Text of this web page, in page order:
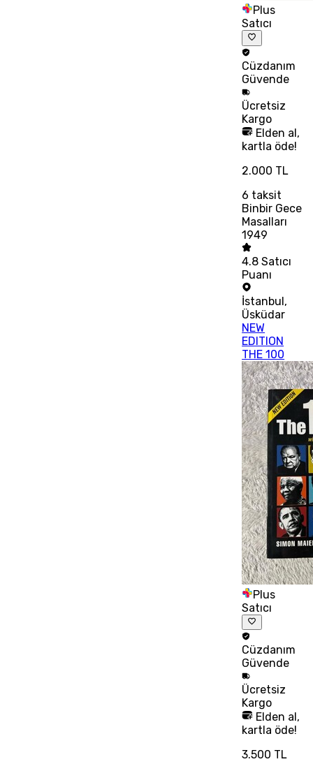
Plus
Satıcı
Cüzdanım
Güvende
Ücretsiz
Kargo
Elden al,
kartla öde!
2.000 TL
6 taksit
Binbir Gece
Masalları
1949
4.8 Satıcı
Puanı
İstanbul,
Üsküdar
NEW
EDITION
THE 100
Plus
Satıcı
Cüzdanım
Güvende
Ücretsiz
Kargo
Elden al,
kartla öde!
3.500 TL